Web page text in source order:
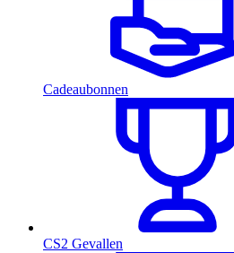
Cadeaubonnen
CS2 Gevallen